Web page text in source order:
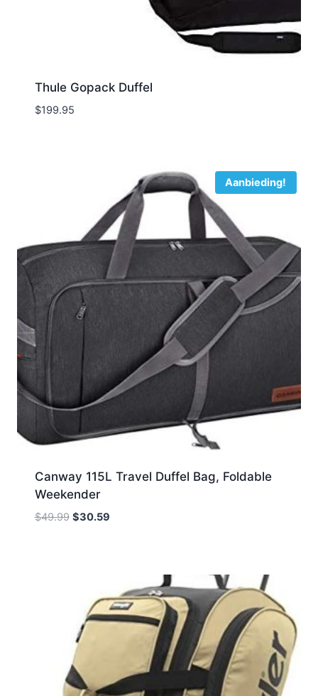
Thule Gopack Duffel
$199.95
Aanbieding!
Canway 115L Travel Duffel Bag, Foldable
Weekender
$49.99 Oorspronkelijke
$30.59Huidige